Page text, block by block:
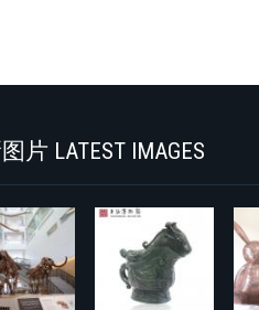
片 LATEST IMAGES